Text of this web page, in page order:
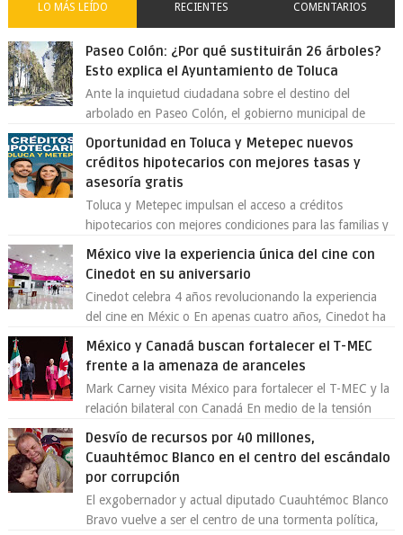
LO MÁS LEÍDO RECIENTES COMENTARIOS
Paseo Colón: ¿Por qué sustituirán 26 árboles?
Esto explica el Ayuntamiento de Toluca
Ante la inquietud ciudadana sobre el destino del
arbolado en Paseo Colón, el gobierno municipal de
Oportunidad en Toluca y Metepec nuevos
créditos hipotecarios con mejores tasas y
asesoría gratis
Toluca y Metepec impulsan el acceso a créditos
hipotecarios con mejores condiciones para las familias y
México vive la experiencia única del cine con
Cinedot en su aniversario
Cinedot celebra 4 años revolucionando la experiencia
del cine en Méxic o En apenas cuatro años, Cinedot ha
México y Canadá buscan fortalecer el T-MEC
frente a la amenaza de aranceles
Mark Carney visita México para fortalecer el T-MEC y la
relación bilateral con Canadá En medio de la tensión
comercial provocada por la ofen...
Desvío de recursos por 40 millones,
Cuauhtémoc Blanco en el centro del escándalo
por corrupción
El exgobernador y actual diputado Cuauhtémoc Blanco
Bravo vuelve a ser el centro de una tormenta política,